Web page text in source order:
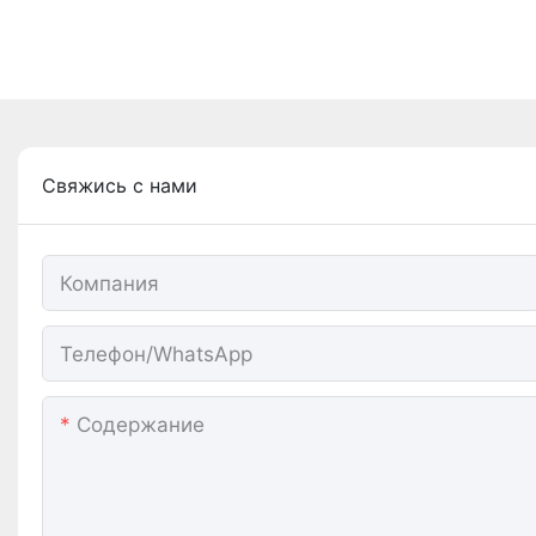
Свяжись с нами
Компания
Телефон/WhatsApp
Содержание